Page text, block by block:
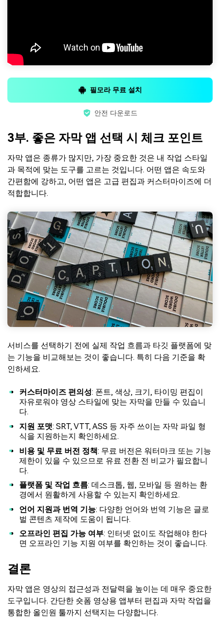
필모라 무료 설치
안전 다운로드
3부. 좋은 자막 앱 선택 시 체크 포인트
자막 앱은 종류가 많지만, 가장 중요한 것은 내 작업 스타일
과 목적에 맞는 도구를 고르는 것입니다. 어떤 앱은 속도와
간편함에 강하고, 어떤 앱은 고급 편집과 커스터마이즈에 더
적합합니다.
서비스를 선택하기 전에 실제 작업 흐름과 타깃 플랫폼에 맞
는 기능을 비교해보는 것이 좋습니다. 특히 다음 기준을 확
인하세요.
커스터마이즈 편의성: 폰트, 색상, 크기, 타이밍 편집이
자유로워야 영상 스타일에 맞는 자막을 만들 수 있습니
다.
지원 포맷: SRT, VTT, ASS 등 자주 쓰이는 자막 파일 형
식을 지원하는지 확인하세요.
비용 및 무료 버전 정책: 무료 버전은 워터마크 또는 기능
제한이 있을 수 있으므로 유료 전환 전 비교가 필요합니
다.
플랫폼 및 작업 흐름: 데스크톱, 웹, 모바일 등 원하는 환
경에서 원활하게 사용할 수 있는지 확인하세요.
언어 지원과 번역 기능: 다양한 언어와 번역 기능은 글로
벌 콘텐츠 제작에 도움이 됩니다.
오프라인 편집 가능 여부: 인터넷 없이도 작업해야 한다
면 오프라인 기능 지원 여부를 확인하는 것이 좋습니다.
결론
자막 앱은 영상의 접근성과 전달력을 높이는 데 매우 중요한
도구입니다. 간단한 숏폼 영상용 앱부터 편집과 자막 작업을
통합한 올인원 툴까지 선택지는 다양합니다.